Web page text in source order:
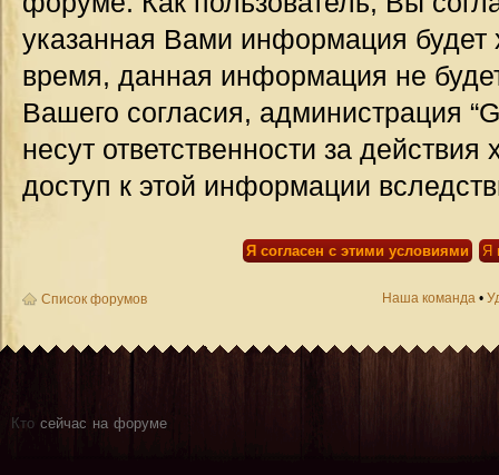
указанная Вами информация будет
время, данная информация не
Вашего согласия, администрация
несут ответственности за
доступ к этой информации
Список форумов Наша команда •
Кто сейчас на форуме